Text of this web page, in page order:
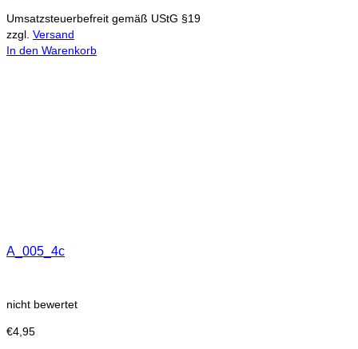
Umsatzsteuerbefreit gemäß UStG §19
zzgl. Versand
In den Warenkorb
A_005_4c
nicht bewertet
€4,95